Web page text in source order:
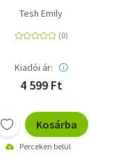
Tesh Emily
Kiadói ár:
4 599 Ft
Kosárba
Perceken belül